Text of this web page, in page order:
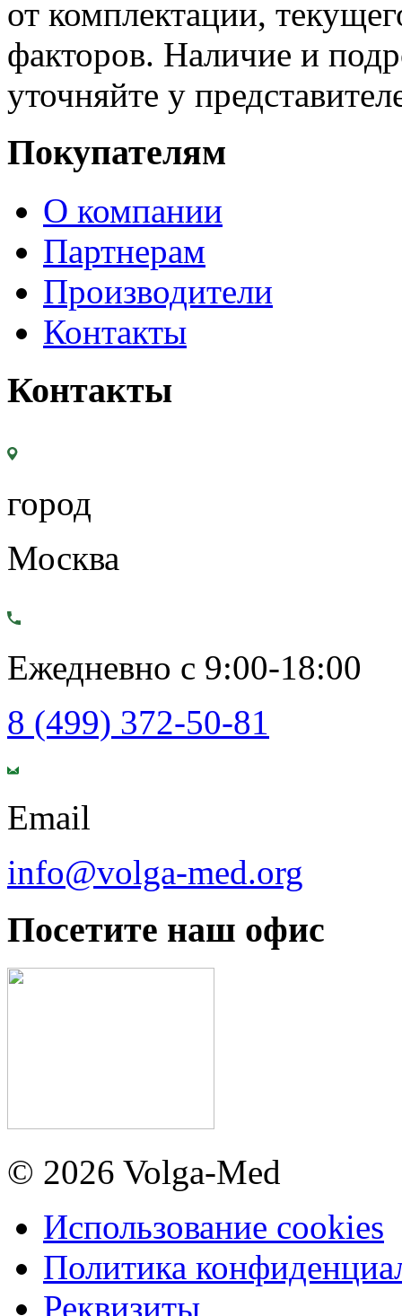
от комплектации,
факторов. Наличие и
уточняйте у
Покупателям
О компании
Партнерам
Производители
Контакты
Контакты
город
Москва
Ежедневно с 9:00-18:00
8 (499) 372-50-81
Email
info@volga-med.org
Посетите наш офис
© 2026 Volga-Med
Использование cookies
Политика
Реквизиты